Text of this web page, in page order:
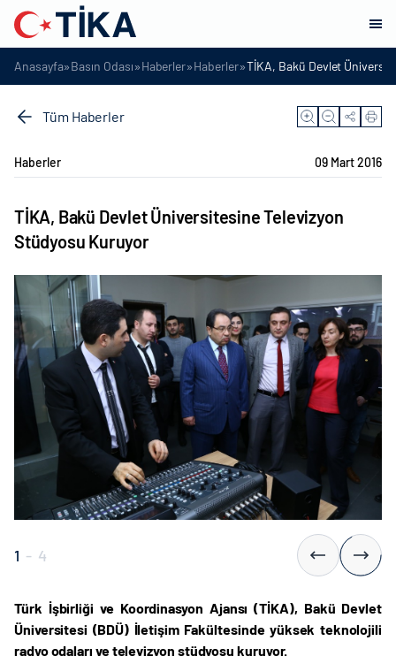
Anasayfa»Basın Odası»Haberler»Haberler»TİKA, Bakü Devlet
Tüm Haberler
Haberler 09 Mart 2016
TİKA, Bakü Devlet Üniversitesine Televizyon
Stüdyosu Kuruyor
1 - 4
Türk İşbirliği ve Koordinasyon Ajansı (TİKA), Bakü Devlet
Üniversitesi (BDÜ) İletişim Fakültesinde yüksek teknolojili
radyo odaları ve televizyon stüdyosu kuruyor.